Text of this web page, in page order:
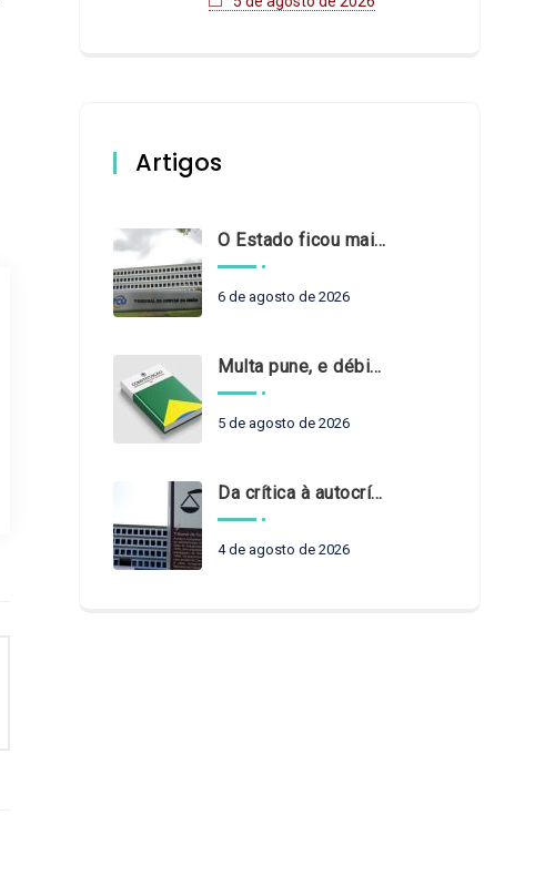
Artigos
O Estado ficou mais complexo. O controle precisa acompanhar
6 de agosto de 2026
Multa pune, e débito recompõe. § 3º do art. 71 da Constituição: um problema de legística formal
5 de agosto de 2026
Da crítica à autocrítica: Tribunais de Contas sob um novo olhar?
4 de agosto de 2026